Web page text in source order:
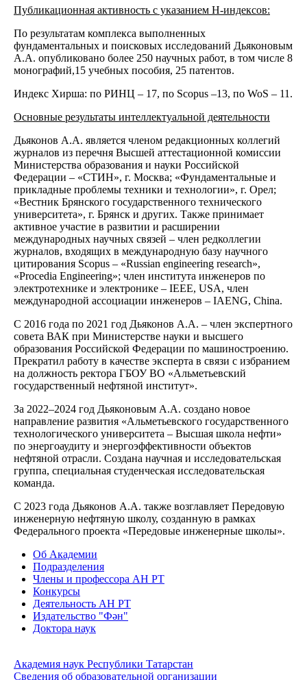
Публикационная активность с указанием Н-индексов:
По результатам комплекса выполненных
фундаментальных и поисковых исследований Дьяконовым
А.А. опубликовано более 250 научных работ, в том числе 8
монографий,15 учебных пособия, 25 патентов.
Индекс Хирша: по РИНЦ – 17, по Scopus –13, по WoS – 11.
Основные результаты интеллектуальной деятельности
Дьяконов А.А. является членом редакционных коллегий
журналов из перечня Высшей аттестационной комиссии
Министерства образования и науки Российской
Федерации – «СТИН», г. Москва; «Фундаментальные и
прикладные проблемы техники и технологии», г. Орел;
«Вестник Брянского государственного технического
университета», г. Брянск и других. Также принимает
активное участие в развитии и расширении
международных научных связей – член редколлегии
журналов, входящих в международную базу научного
цитирования Scopus – «Russian engineering research»,
«Procedia Engineering»; член института инженеров по
электротехнике и электронике – IEEE, USA, член
международной ассоциации инженеров – IAENG, China.
С 2016 года по 2021 год Дьяконов А.А. – член экспертного
совета ВАК при Министерстве науки и высшего
образования Российской Федерации по машиностроению.
Прекратил работу в качестве эксперта в связи с избранием
на должность ректора ГБОУ ВО «Альметьевский
государственный нефтяной институт».
За 2022–2024 год Дьяконовым А.А. создано новое
направление развития «Альметьевского государственного
технологического университета – Высшая школа нефти»
по энергоаудиту и энергоэффективности объектов
нефтяной отрасли. Создана научная и исследовательская
группа, специальная студенческая исследовательская
команда.
С 2023 года Дьяконов А.А. также возглавляет Передовую
инженерную нефтяную школу, созданную в рамках
Федерального проекта «Передовые инженерные школы».
Об Академии
Подразделения
Члены и профессора АН РТ
Конкурсы
Деятельность АН РТ
Издательство "Фән"
Доктора наук
Академия наук Республики Татарстан
Сведения об образовательной организации